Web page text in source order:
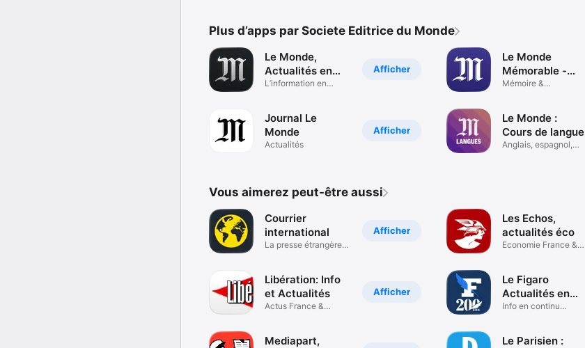
Plus d’apps par Societe Editrice du Monde
Afficher
Le Monde,
Actualités en
direct
L’information en
Afficher
Journal Le
Monde
Actualités
Le Monde
Mémorable -
Culture G
Mémoire &
Le Monde :
Cours de langue
Anglais, espagnol,
Vous aimerez peut-être aussi
Afficher
Courrier
international
La presse étrangère
Afficher
Libération: Info
et Actualités
Actus France &
Mediapart,
Les Echos,
actualités éco
Economie France &
Le Figaro
Actualités en
direct
Info en continu
Le Parisien :